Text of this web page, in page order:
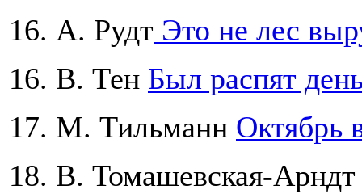
16. А. Рудт Это не лес
16. В. Тен Был распят
17. М. Тильманн Октябрь
18. В. Томашевская-